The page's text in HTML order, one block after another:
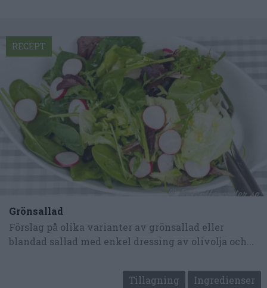
Tillagning Ingredienser
Grönsallad
Förslag på olika varianter av grönsallad eller
blandad sallad med enkel dressing av olivolja och...
RECEPT